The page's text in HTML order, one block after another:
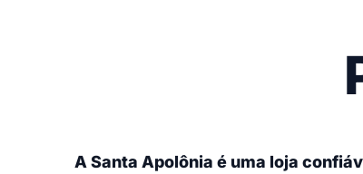
A Santa Apolônia é uma loja